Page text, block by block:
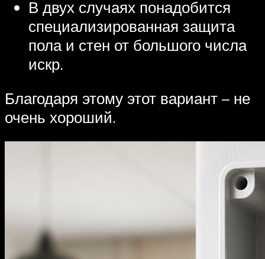
В двух случаях понадобится
специализированная защита
пола и стен от большого числа
искр.
Благодаря этому этот вариант – не
очень хороший.